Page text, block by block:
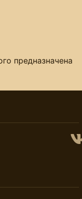
предназначена